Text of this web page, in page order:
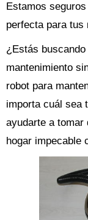
Estamos
perfecta para tus
¿Estás
mantenimiento
robot para
importa cuál sea
ayudarte a tomar
hogar impecable